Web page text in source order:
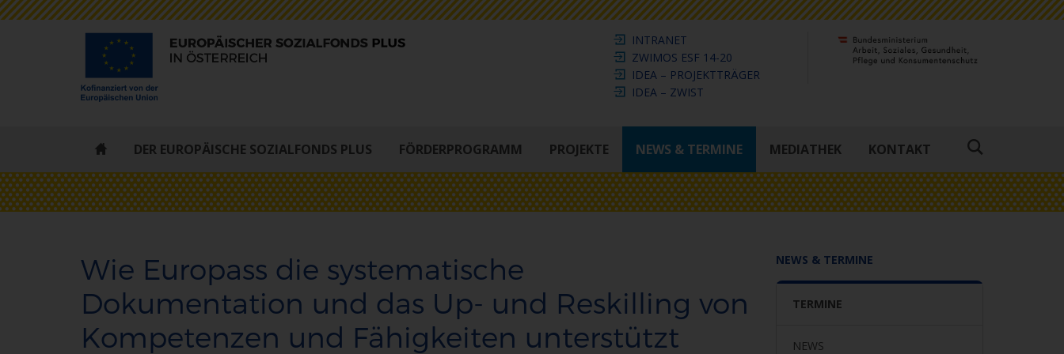
INTRANET
ZWIMOS ESF 14-20
IDEA – PROJEKTTRÄGER
IDEA – ZWIST
ESF
STARTSEITE
DER EUROPÄISCHE SOZIALFONDS PLUS FÖRDERPROGRAMM PROJEKTE NEWS & TERMINE MEDIATHEK KONTAKT
Suche
Wie Europass die systematische
Dokumentation und das Up- und Reskilling von
Kompetenzen und Fähigkeiten unterstützt
NEWS & TERMINE
TERMINE
NEWS